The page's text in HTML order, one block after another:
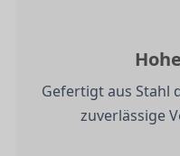
Gefertigt aus Stahl
zuverlässige